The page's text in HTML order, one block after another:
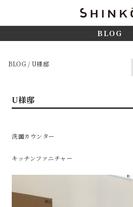
BLOG
BLOG / U様邸
U様邸
洗面カウンター
キッチンファニチャー